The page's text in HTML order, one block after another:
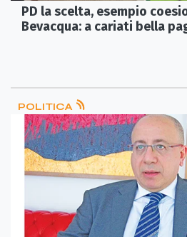
PD la scelta, esempio
Bevacqua: a cariati bella
POLITICA